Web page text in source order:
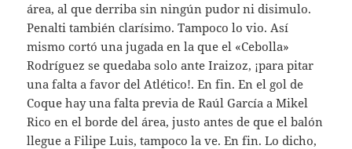
área, al que derriba sin ningún pudor ni disimulo.
Penalti también clarísimo. Tampoco lo vio. Así
mismo cortó una jugada en la que el «Cebolla»
Rodríguez se quedaba solo ante Iraizoz, ¡para pitar
una falta a favor del Atlético!. En fin. En el gol de
Coque hay una falta previa de Raúl García a Mikel
Rico en el borde del área, justo antes de que el balón
llegue a Filipe Luis, tampoco la ve. En fin. Lo dicho,